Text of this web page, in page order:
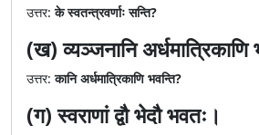
उत्तर:के स्वतन्त्रवर्णाः सन्ति?
(ख) व्यञ्जनानि अर्धमात्रिकाणि
उत्तर:कानि अर्धमात्रिकाणि भवन्ति?
(ग) स्वराणां द्वौ भेदौ भवतः।